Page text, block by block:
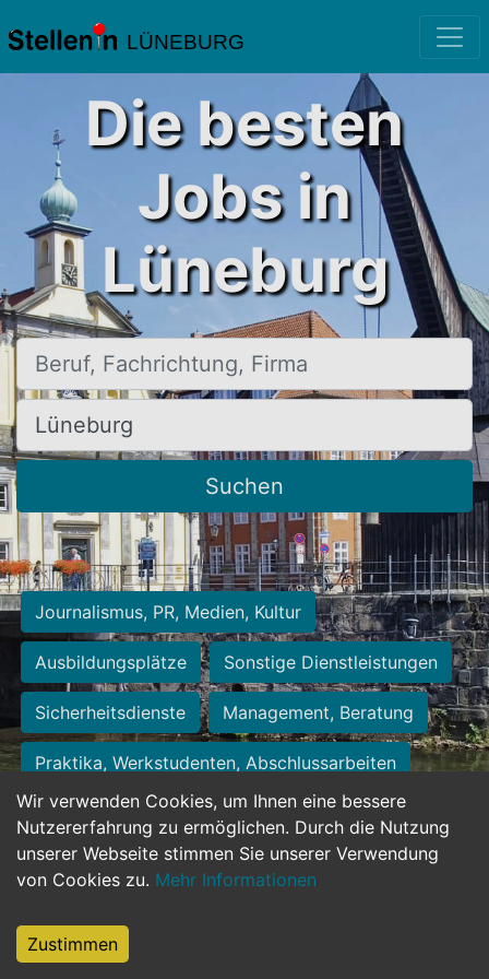
LÜNEBURG
Wir verwenden Cookies, um Ihnen eine bessere
Nutzererfahrung zu ermöglichen. Durch die Nutzung
unserer Webseite stimmen Sie unserer Verwendung
von Cookies zu. Mehr Informationen
Zustimmen
Die besten
Jobs in
Lüneburg
Beruf, Fachrichtung, Firma
Ort, Stadt
Suchen
Journalismus, PR, Medien, Kultur
Ausbildungsplätze Sonstige Dienstleistungen
Sicherheitsdienste Management, Beratung
Praktika, Werkstudenten, Abschlussarbeiten
Personalwesen Assistenz, Sekretariat
Hilfskräfte, Aushilfs- und Nebenjobs
Weiterbildung, Studium, duale Ausbildung